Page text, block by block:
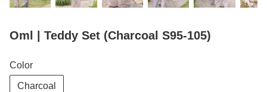
Oml | Teddy Set (Charcoal S95-105)
Color
Charcoal